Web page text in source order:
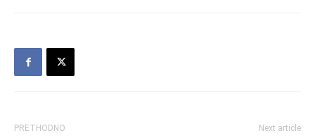
PRETHODNO Next article